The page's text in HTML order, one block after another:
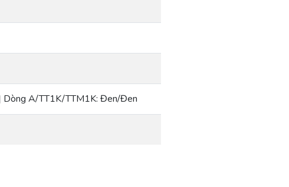
A/TT1K/TTM1K: Đen/Đen